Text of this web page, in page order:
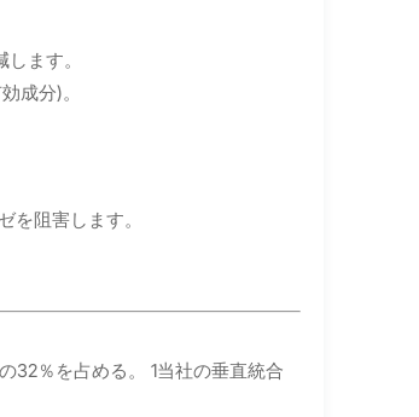
ます。
成分)。
阻害します。
32％を占める。1当社の垂直統合